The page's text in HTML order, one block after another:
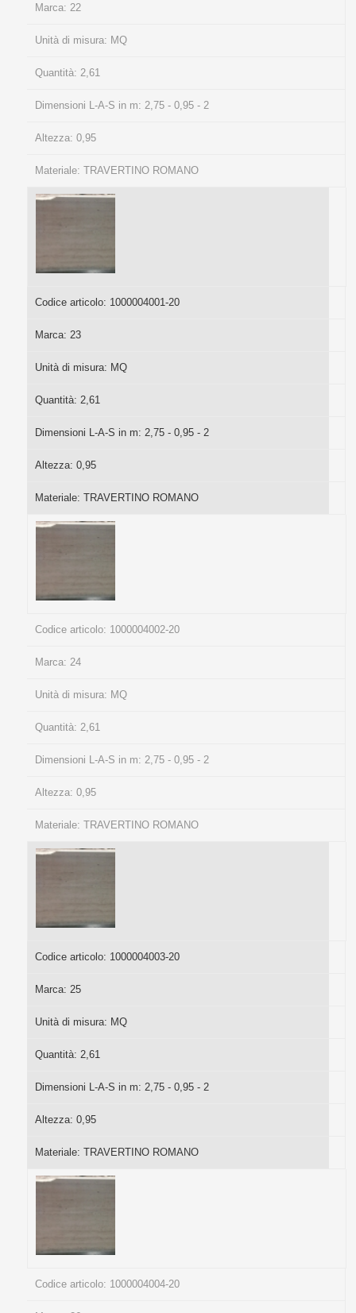
Marca: 22
Unità di misura: MQ
Quantità: 2,61
Dimensioni L-A-S in m: 2,75 - 0,95 - 2
Altezza: 0,95
Materiale: TRAVERTINO ROMANO
Codice articolo: 1000004001-20
Marca: 23
Unità di misura: MQ
Quantità: 2,61
Dimensioni L-A-S in m: 2,75 - 0,95 - 2
Altezza: 0,95
Materiale: TRAVERTINO ROMANO
Codice articolo: 1000004002-20
Marca: 24
Unità di misura: MQ
Quantità: 2,61
Dimensioni L-A-S in m: 2,75 - 0,95 - 2
Altezza: 0,95
Materiale: TRAVERTINO ROMANO
Codice articolo: 1000004003-20
Marca: 25
Unità di misura: MQ
Quantità: 2,61
Dimensioni L-A-S in m: 2,75 - 0,95 - 2
Altezza: 0,95
Materiale: TRAVERTINO ROMANO
Codice articolo: 1000004004-20